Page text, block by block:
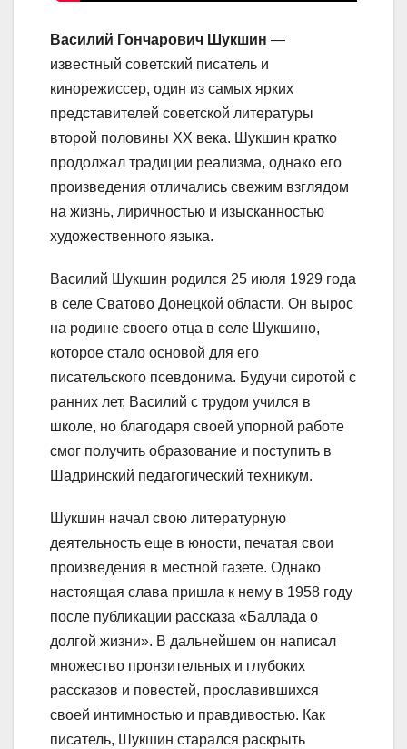
Василий Гончарович Шукшин —
известный советский писатель и
кинорежиссер, один из самых ярких
представителей советской литературы
второй половины XX века. Шукшин кратко
продолжал традиции реализма, однако его
произведения отличались свежим взглядом
на жизнь, лиричностью и изысканностью
художественного языка.
Василий Шукшин родился 25 июля 1929 года
в селе Сватово Донецкой области. Он вырос
на родине своего отца в селе Шукшино,
которое стало основой для его
писательского псевдонима. Будучи сиротой с
ранних лет, Василий с трудом учился в
школе, но благодаря своей упорной работе
смог получить образование и поступить в
Шадринский педагогический техникум.
Шукшин начал свою литературную
деятельность еще в юности, печатая свои
произведения в местной газете. Однако
настоящая слава пришла к нему в 1958 году
после публикации рассказа «Баллада о
долгой жизни». В дальнейшем он написал
множество пронзительных и глубоких
рассказов и повестей, прославившихся
своей интимностью и правдивостью. Как
писатель, Шукшин старался раскрыть